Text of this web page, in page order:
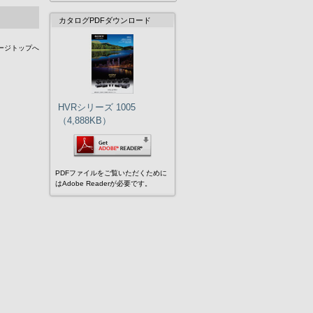
ジトップへ
カタログPDFダウンロード
HVRシリーズ 1005
（4,888KB）
PDFファイルをご覧いただくために
はAdobe Readerが必要です。